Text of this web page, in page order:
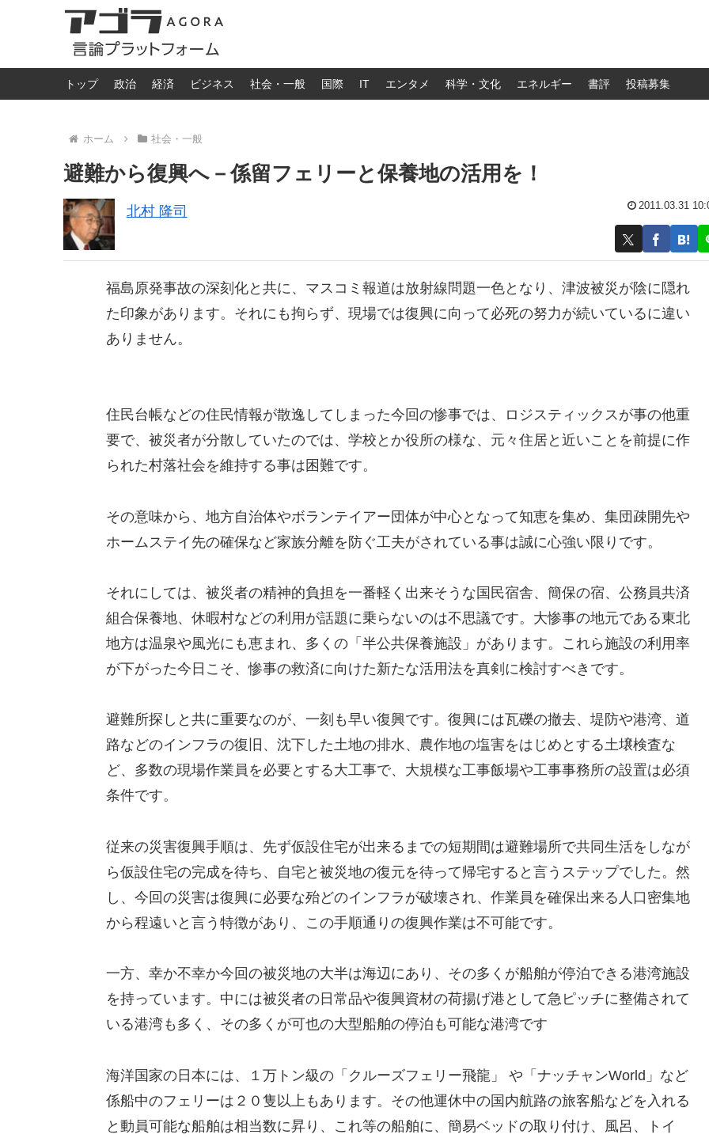
トップ 政治 経済 ビジネス 社会・一般 国際 IT エンタメ 科学・文化 エネルギー 書評 投稿募集
ホーム 社会・一般
避難から復興へ－係留フェリーと保養地の活用を！
北村 隆司 2011.03.31
福島原発事故の深刻化と共に、マスコミ報道は放射線問題一色となり、津波被災が陰に隠れ
た印象があります。それにも拘らず、現場では復興に向って必死の努力が続いているに違い
ありません。
住民台帳などの住民情報が散逸してしまった今回の惨事では、ロジスティックスが事の他重
要で、被災者が分散していたのでは、学校とか役所の様な、元々住居と近いことを前提に作
られた村落社会を維持する事は困難です。
その意味から、地方自治体やボランテイアー団体が中心となって知恵を集め、集団疎開先や
ホームステイ先の確保など家族分離を防ぐ工夫がされている事は誠に心強い限りです。
それにしては、被災者の精神的負担を一番軽く出来そうな国民宿舎、簡保の宿、公務員共済
組合保養地、休暇村などの利用が話題に乗らないのは不思議です。大惨事の地元である東北
地方は温泉や風光にも恵まれ、多くの「半公共保養施設」があります。これら施設の利用率
が下がった今日こそ、惨事の救済に向けた新たな活用法を真剣に検討すべきです。
避難所探しと共に重要なのが、一刻も早い復興です。復興には瓦礫の撤去、堤防や港湾、道
路などのインフラの復旧、沈下した土地の排水、農作地の塩害をはじめとする土壌検査な
ど、多数の現場作業員を必要とする大工事で、大規模な工事飯場や工事事務所の設置は必須
条件です。
従来の災害復興手順は、先ず仮設住宅が出来るまでの短期間は避難場所で共同生活をしなが
ら仮設住宅の完成を待ち、自宅と被災地の復元を待って帰宅すると言うステップでした。然
し、今回の災害は復興に必要な殆どのインフラが破壊され、作業員を確保出来る人口密集地
から程遠いと言う特徴があり、この手順通りの復興作業は不可能です。
一方、幸か不幸か今回の被災地の大半は海辺にあり、その多くが船舶が停泊できる港湾施設
を持っています。中には被災者の日常品や復興資材の荷揚げ港として急ピッチに整備されて
いる港湾も多く、その多くが可也の大型船舶の停泊も可能な港湾です
海洋国家の日本には、１万トン級の「クルーズフェリー飛龍」 や「ナッチャンWorld」など
係船中のフェリーは２０隻以上もあります。その他運休中の国内航路の旅客船などを入れる
と動員可能な船舶は相当数に昇り、これ等の船舶に、簡易ベッドの取り付け、風呂、トイ